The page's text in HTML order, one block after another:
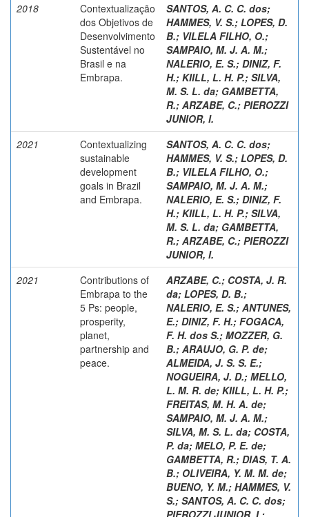
2018
Contextualização
dos Objetivos de
Desenvolvimento
Sustentável no
Brasil e na
Embrapa.
SANTOS, A. C. C. dos;
HAMMES, V. S.; LOPES, D.
B.; VILELA FILHO, O.;
SAMPAIO, M. J. A. M.;
NALERIO, E. S.; DINIZ, F.
H.; KIILL, L. H. P.; SILVA,
M. S. L. da; GAMBETTA,
R.; ARZABE, C.; PIEROZZI
JUNIOR, I.
2021
Contextualizing
sustainable
development
goals in Brazil
and Embrapa.
SANTOS, A. C. C. dos;
HAMMES, V. S.; LOPES, D.
B.; VILELA FILHO, O.;
SAMPAIO, M. J. A. M.;
NALERIO, E. S.; DINIZ, F.
H.; KIILL, L. H. P.; SILVA,
M. S. L. da; GAMBETTA,
R.; ARZABE, C.; PIEROZZI
JUNIOR, I.
2021
Contributions of
Embrapa to the
5 Ps: people,
prosperity,
planet,
partnership and
peace.
ARZABE, C.; COSTA, J. R.
da; LOPES, D. B.;
NALERIO, E. S.; ANTUNES,
E.; DINIZ, F. H.; FOGACA,
F. H. dos S.; MOZZER, G.
B.; ARAUJO, G. P. de;
ALMEIDA, J. S. S. E.;
NOGUEIRA, J. D.; MELLO,
L. M. R. de; KIILL, L. H. P.;
FREITAS, M. H. A. de;
SAMPAIO, M. J. A. M.;
SILVA, M. S. L. da; COSTA,
P. da; MELO, P. E. de;
GAMBETTA, R.; DIAS, T. A.
B.; OLIVEIRA, Y. M. M. de;
BUENO, Y. M.; HAMMES, V.
S.; SANTOS, A. C. C. dos;
PIEROZZI JUNIOR, I.;